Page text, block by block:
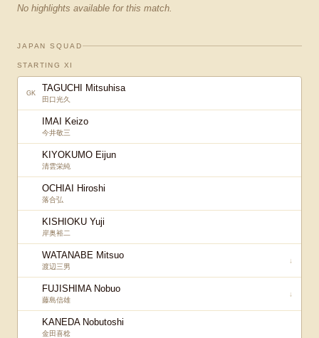
No highlights available for this match.
JAPAN SQUAD
STARTING XI
GK TAGUCHI Mitsuhisa
田口光久
IMAI Keizo
今井敬三
KIYOKUMO Eijun
清雲栄純
OCHIAI Hiroshi
落合弘
KISHIOKU Yuji
岸奥裕二
WATANABE Mitsuo
渡辺三男
↓
FUJISHIMA Nobuo
藤島信雄
↓
KANEDA Nobutoshi
金田喜稔